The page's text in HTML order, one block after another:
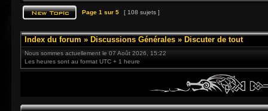
Page 1 sur 5 [ 108 sujets ]
Index du forum » Discussions Générales » Discuter de tout
Nous sommes actuellement le 07 Août 2026, 15:22
Les heures sont au format UTC + 1 heure